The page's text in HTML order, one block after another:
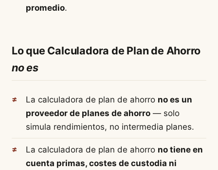
promedio.
Lo que Calculadora de Plan de Ahorro
no es
La calculadora de plan de ahorro no es un
proveedor de planes de ahorro— solo
simula rendimientos, no intermedia planes.
La calculadora de plan de ahorro no tiene en
cuenta primas, costes de custodia ni